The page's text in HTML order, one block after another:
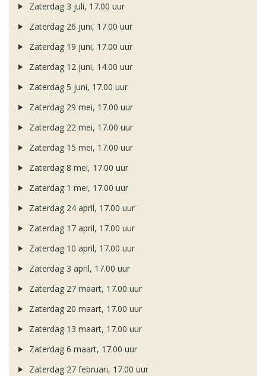
Zaterdag 3 juli, 17.00 uur
Zaterdag 26 juni, 17.00 uur
Zaterdag 19 juni, 17.00 uur
Zaterdag 12 juni, 14.00 uur
Zaterdag 5 juni, 17.00 uur
Zaterdag 29 mei, 17.00 uur
Zaterdag 22 mei, 17.00 uur
Zaterdag 15 mei, 17.00 uur
Zaterdag 8 mei, 17.00 uur
Zaterdag 1 mei, 17.00 uur
Zaterdag 24 april, 17.00 uur
Zaterdag 17 april, 17.00 uur
Zaterdag 10 april, 17.00 uur
Zaterdag 3 april, 17.00 uur
Zaterdag 27 maart, 17.00 uur
Zaterdag 20 maart, 17.00 uur
Zaterdag 13 maart, 17.00 uur
Zaterdag 6 maart, 17.00 uur
Zaterdag 27 februari, 17.00 uur